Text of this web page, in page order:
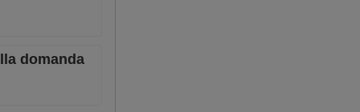
domanda